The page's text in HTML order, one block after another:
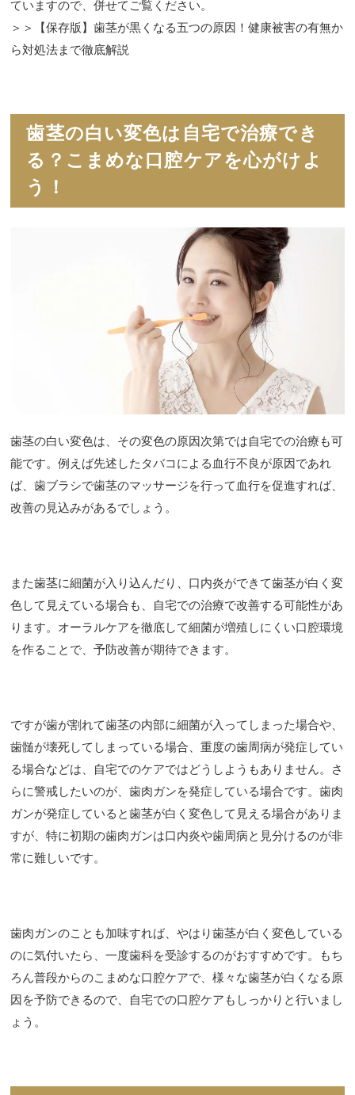
ていますので、併せてご覧ください。
＞＞【保存版】歯茎が黒くなる五つの原因！健康被害の有無か
ら対処法まで徹底解説
歯茎の白い変色は自宅で治療でき
る？こまめな口腔ケアを心がけよ
う！
歯茎の白い変色は、その変色の原因次第では自宅での治療も可
能です。例えば先述したタバコによる血行不良が原因であれ
ば、歯ブラシで歯茎のマッサージを行って血行を促進すれば、
改善の見込みがあるでしょう。
また歯茎に細菌が入り込んだり、口内炎ができて歯茎が白く変
色して見えている場合も、自宅での治療で改善する可能性があ
ります。オーラルケアを徹底して細菌が増殖しにくい口腔環境
を作ることで、予防改善が期待できます。
ですが歯が割れて歯茎の内部に細菌が入ってしまった場合や、
歯髄が壊死してしまっている場合、重度の歯周病が発症してい
る場合などは、自宅でのケアではどうしようもありません。さ
らに警戒したいのが、歯肉ガンを発症している場合です。歯肉
ガンが発症していると歯茎が白く変色して見える場合がありま
すが、特に初期の歯肉ガンは口内炎や歯周病と見分けるのが非
常に難しいです。
歯肉ガンのことも加味すれば、やはり歯茎が白く変色している
のに気付いたら、一度歯科を受診するのがおすすめです。もち
ろん普段からのこまめな口腔ケアで、様々な歯茎が白くなる原
因を予防できるので、自宅での口腔ケアもしっかりと行いまし
ょう。